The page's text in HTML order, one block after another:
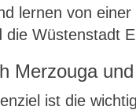
lernen von
die Wüstenstadt
Merzouga
ist die